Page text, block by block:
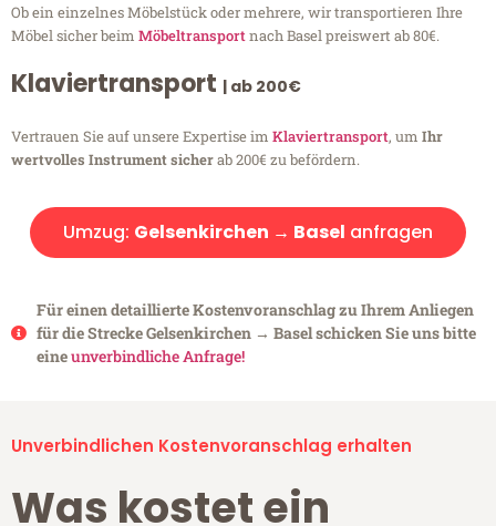
Ob ein einzelnes Möbelstück oder mehrere, wir transportieren Ihre
Möbel sicher beim Möbeltransportnach Basel preiswert ab 80€.
Klaviertransport | ab 200€
Vertrauen Sie auf unsere Expertise im Klaviertransport, um Ihr
wertvolles Instrument sicherab 200€ zu befördern.
Umzug: Gelsenkirchen → Basel anfragen
Für einen detaillierte Kostenvoranschlag zu Ihrem Anliegen
für die Strecke Gelsenkirchen → Basel schicken Sie uns bitte
eineunverbindliche Anfrage!
Unverbindlichen Kostenvoranschlag erhalten
Was kostet ein